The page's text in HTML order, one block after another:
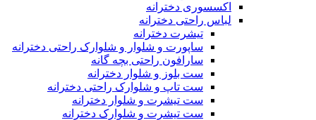
اکسسوری دخترانه
لباس راحتی دخترانه
تیشرت دخترانه
ساپورت و شلوار و شلوارک راحتی دخترانه
سارافون راحتی بچه گانه
ست بلوز و شلوار دخترانه
ست تاپ و شلوارک راحتی دخترانه
ست تیشرت و شلوار دخترانه
ست تیشرت و شلوارک دخترانه